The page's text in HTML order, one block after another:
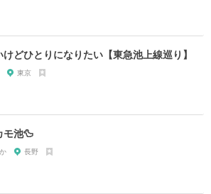
けどひとりになりたい【東急池上線巡り】
東京
モ池🦆
長野